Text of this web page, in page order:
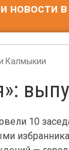
новости
Калмыкии
10